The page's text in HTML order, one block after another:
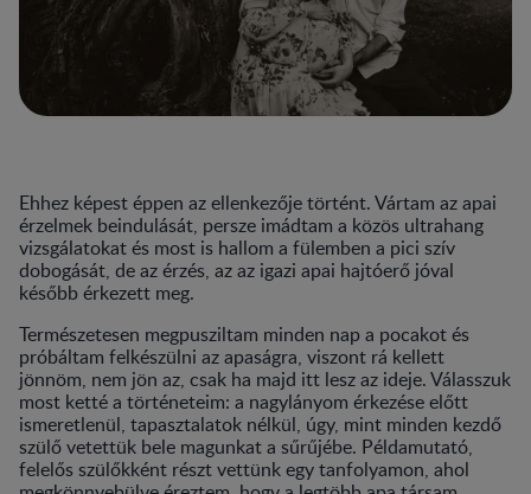
Ehhez képest éppen az ellenkezője történt. Vártam az apai
érzelmek beindulását, persze imádtam a közös ultrahang
vizsgálatokat és most is hallom a fülemben a pici szív
dobogását, de az érzés, az az igazi apai hajtóerő jóval
később érkezett meg.
Természetesen megpusziltam minden nap a pocakot és
próbáltam felkészülni az apaságra, viszont rá kellett
jönnöm, nem jön az, csak ha majd itt lesz az ideje. Válasszuk
most ketté a történeteim: a nagylányom érkezése előtt
ismeretlenül, tapasztalatok nélkül, úgy, mint minden kezdő
szülő vetettük bele magunkat a sűrűjébe. Példamutató,
felelős szülőkként részt vettünk egy tanfolyamon, ahol